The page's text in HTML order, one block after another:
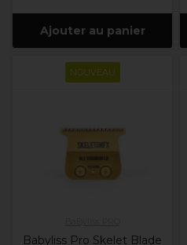
Ajouter au panier
NOUVEAU
Babyliss Pro Skelet Blade